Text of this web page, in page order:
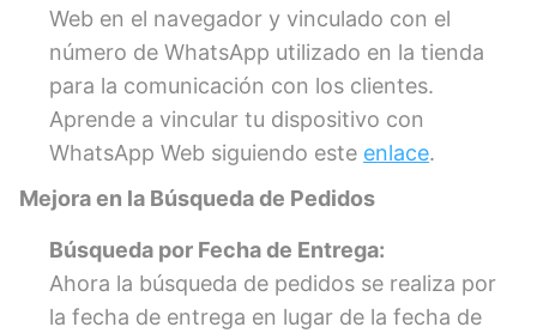
Web en el navegador y vinculado con el
número de WhatsApp utilizado en la tienda
para la comunicación con los clientes.
Aprende a vincular tu dispositivo con
WhatsApp Web siguiendo este enlace.
Mejora en la Búsqueda de Pedidos
Búsqueda por Fecha de Entrega:
Ahora la búsqueda de pedidos se realiza por
la fecha de entrega en lugar de la fecha de